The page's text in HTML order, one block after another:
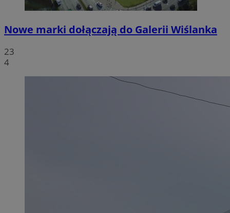
Nowe marki dołączają do Galerii Wiślanka
23
4